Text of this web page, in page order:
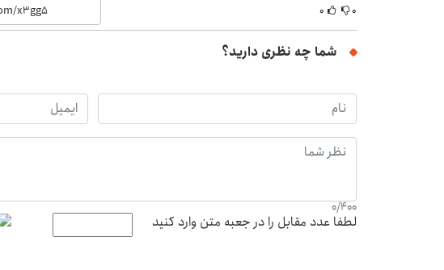
۰ ۰
شما چه نظری دارید؟
0/400
لطفا عدد مقابل را در جعبه متن وارد کنید